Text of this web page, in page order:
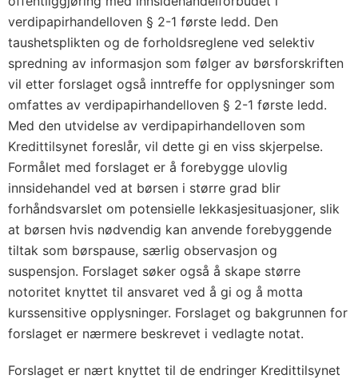
verdipapirhandelloven § 2-1 første ledd. Den
taushetsplikten og de forholdsreglene ved selektiv
spredning av informasjon som følger av børsforskriften
vil etter forslaget også inntreffe for opplysninger som
omfattes av verdipapirhandelloven § 2-1 første ledd.
Med den utvidelse av verdipapirhandelloven som
Kredittilsynet foreslår, vil dette gi en viss skjerpelse.
Formålet med forslaget er å forebygge ulovlig
innsidehandel ved at børsen i større grad blir
forhåndsvarslet om potensielle lekkasjesituasjoner, slik
at børsen hvis nødvendig kan anvende forebyggende
tiltak som børspause, særlig observasjon og
suspensjon. Forslaget søker også å skape større
notoritet knyttet til ansvaret ved å gi og å motta
kurssensitive opplysninger. Forslaget og bakgrunnen for
forslaget er nærmere beskrevet i vedlagte notat.
Forslaget er nært knyttet til de endringer Kredittilsynet